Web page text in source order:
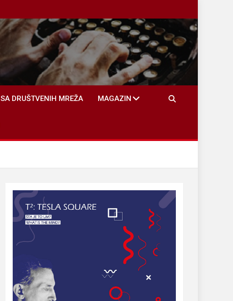
SA DRUŠTVENIH MREŽA MAGAZIN